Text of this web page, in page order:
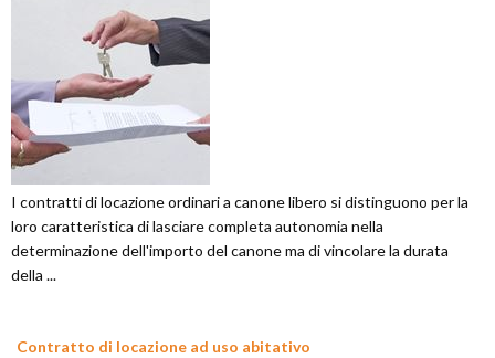
I contratti di locazione ordinari a canone libero si distinguono per la
loro caratteristica di lasciare completa autonomia nella
determinazione dell'importo del canone ma di vincolare la durata
della ...
Contratto di locazione ad uso abitativo